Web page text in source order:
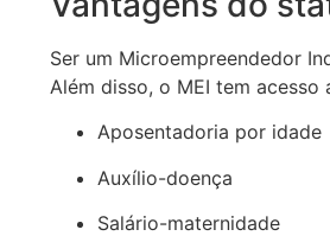
Ser um Microempreendedor
Além disso, o MEI tem
Aposentadoria por idade
Auxílio-doença
Salário-maternidade